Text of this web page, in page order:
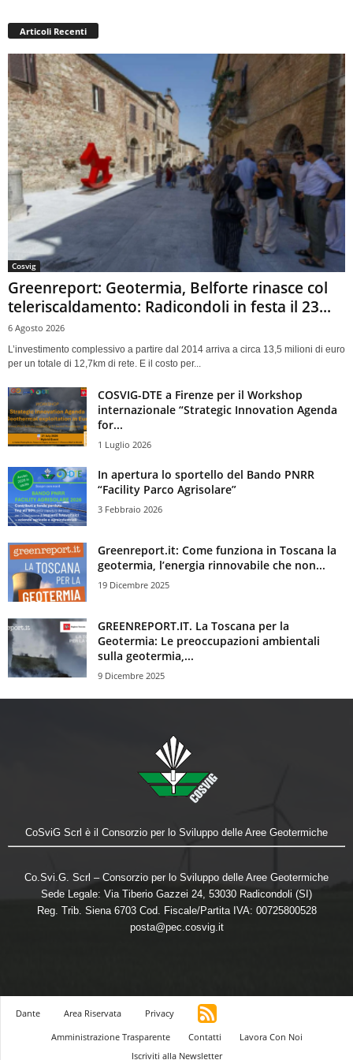
Articoli Recenti
Cosvig
Greenreport: Geotermia, Belforte rinasce col
teleriscaldamento: Radicondoli in festa il 23...
6 Agosto 2026
L’investimento complessivo a partire dal 2014 arriva a circa 13,5 milioni di euro
per un totale di 12,7km di rete. E il costo per...
COSVIG-DTE a Firenze per il Workshop
internazionale “Strategic Innovation Agenda
for...
1 Luglio 2026
In apertura lo sportello del Bando PNRR
“Facility Parco Agrisolare”
3 Febbraio 2026
Greenreport.it: Come funziona in Toscana la
geotermia, l’energia rinnovabile che non...
19 Dicembre 2025
GREENREPORT.IT. La Toscana per la
Geotermia: Le preoccupazioni ambientali
sulla geotermia,...
9 Dicembre 2025
CoSviG Scrl è il Consorzio per lo Sviluppo delle Aree Geotermiche
Co.Svi.G. Scrl – Consorzio per lo Sviluppo delle Aree Geotermiche
Sede Legale: Via Tiberio Gazzei 24, 53030 Radicondoli (SI)
Reg. Trib. Siena 6703 Cod. Fiscale/Partita IVA: 00725800528
posta@pec.cosvig.it
Dante Area Riservata
Privacy
Amministrazione Trasparente
Contatti
Lavora Con Noi
Iscriviti alla Newsletter